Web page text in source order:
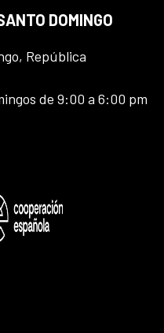
DOMINGO
República
de 9:00 a 6:00 pm